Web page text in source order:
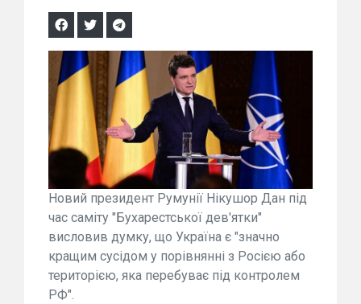
Новий президент Румунії Нікушор Дан під
час саміту "Бухарестської дев'ятки"
висловив думку, що Україна є "значно
кращим сусідом у порівнянні з Росією або
територією, яка перебуває під контролем
РФ".